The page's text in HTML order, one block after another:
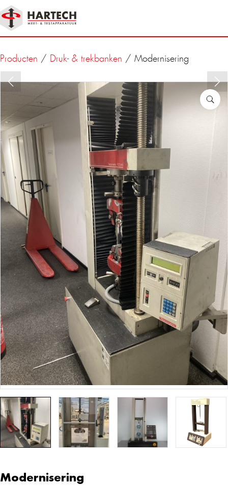
Producten / Druk- & trekbanken / Modernisering
Modernisering